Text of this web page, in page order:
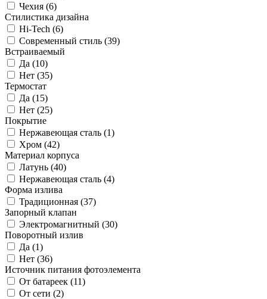
Чехия (6)
Стилистика дизайна
Hi-Tech (6)
Современный стиль (39)
Встраиваемый
Да (10)
Нет (35)
Термостат
Да (15)
Нет (25)
Покрытие
Нержавеющая сталь (1)
Хром (42)
Материал корпуса
Латунь (40)
Нержавеющая сталь (4)
Форма излива
Традиционная (37)
Запорный клапан
Электромагнитный (30)
Поворотный излив
Да (1)
Нет (36)
Источник питания фотоэлемента
От батареек (11)
От сети (2)